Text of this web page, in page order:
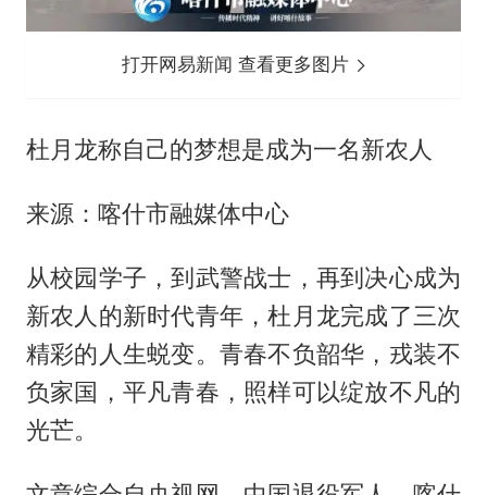
打开网易新闻 查看更多图片
杜月龙称自己的梦想是成为一名新农人
来源：喀什市融媒体中心
从校园学子，到武警战士，再到决心成为
新农人的新时代青年，杜月龙完成了三次
精彩的人生蜕变。青春不负韶华，戎装不
负家国，平凡青春，照样可以绽放不凡的
光芒。